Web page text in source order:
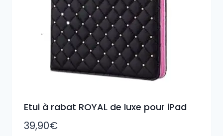
Etui à rabat ROYAL de luxe pour iPad
39,90€